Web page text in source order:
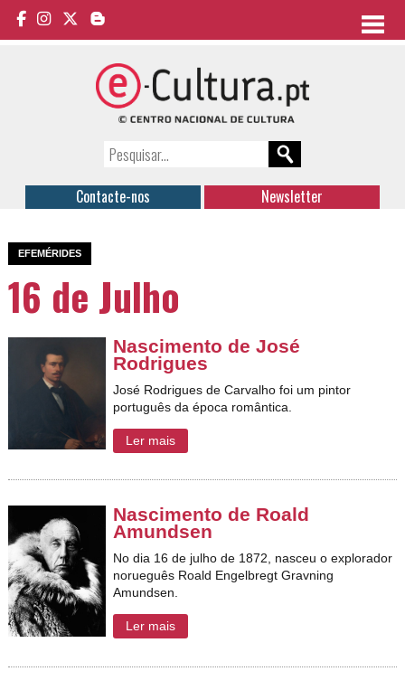
Contacte-nos Newsletter
EFEMÉRIDES
16 de Julho
Nascimento de José
Rodrigues
José Rodrigues de Carvalho foi um pintor
português da época romântica.
Ler mais
Nascimento de Roald
Amundsen
No dia 16 de julho de 1872, nasceu o explorador
norueguês Roald Engelbregt Gravning
Amundsen.
Ler mais